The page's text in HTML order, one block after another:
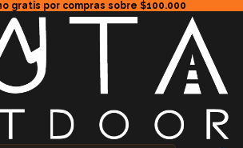
gratis por compras sobre $100.000